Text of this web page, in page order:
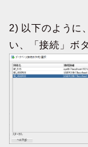
2) 以下のように
い、「接続」ボ